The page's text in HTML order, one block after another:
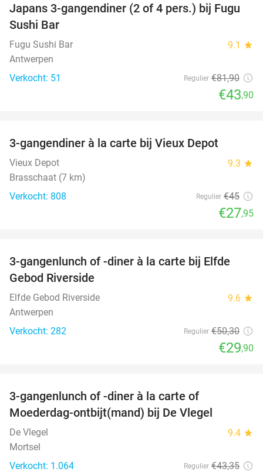
46%
Japans 3-gangendiner (2 of 4 pers.) bij Fugu
Sushi Bar
Fugu Sushi Bar 9.1 star
Antwerpen
Verkocht: 51
Regulier €81,90
€43,90
3-gangendiner à la carte bij Vieux Depot
Vieux Depot 9.3 star
Brasschaat (7 km)
Verkocht: 808
Regulier €45
€27,95
41%
3-gangenlunch of -diner à la carte bij Elfde
Gebod Riverside
Elfde Gebod Riverside 9.6 star
Antwerpen
Verkocht: 282
Regulier €50,30
€29,90
3-gangenlunch of -diner à la carte of
Moederdag-ontbijt(mand) bij De Vlegel
De Vlegel 9.4 star
Mortsel
Verkocht: 1.064
Regulier €43,35